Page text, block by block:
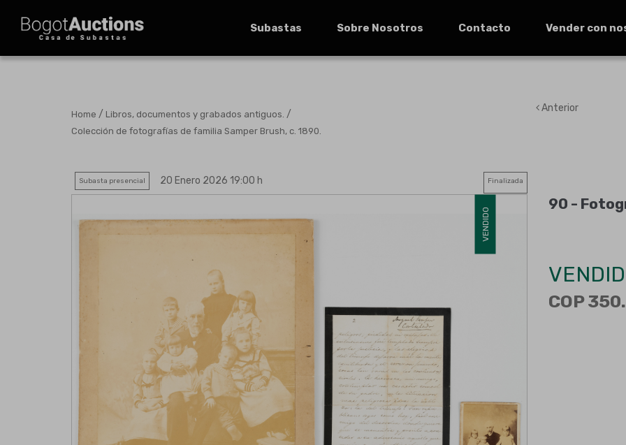
Subastas Sobre Nosotros Contacto Vender con
Home / Libros, documentos y grabados antiguos. /
Colección de fotografías de familia Samper Brush, c. 1890.
Anterior
Subasta presencial 20 Enero 2026 19:00 h Finalizada
VENDIDO
90 -
COP